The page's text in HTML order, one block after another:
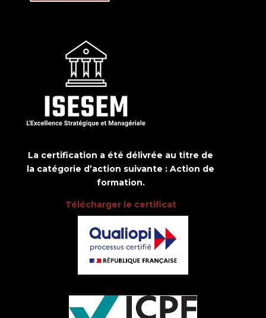
La certification a été délivrée au titre de
la catégorie d’action suivante : Action de
formation.
Télécharger le certificat